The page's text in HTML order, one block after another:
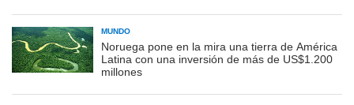
MUNDO
Noruega pone en la mira una tierra de América
Latina con una inversión de más de US$1.200
millones